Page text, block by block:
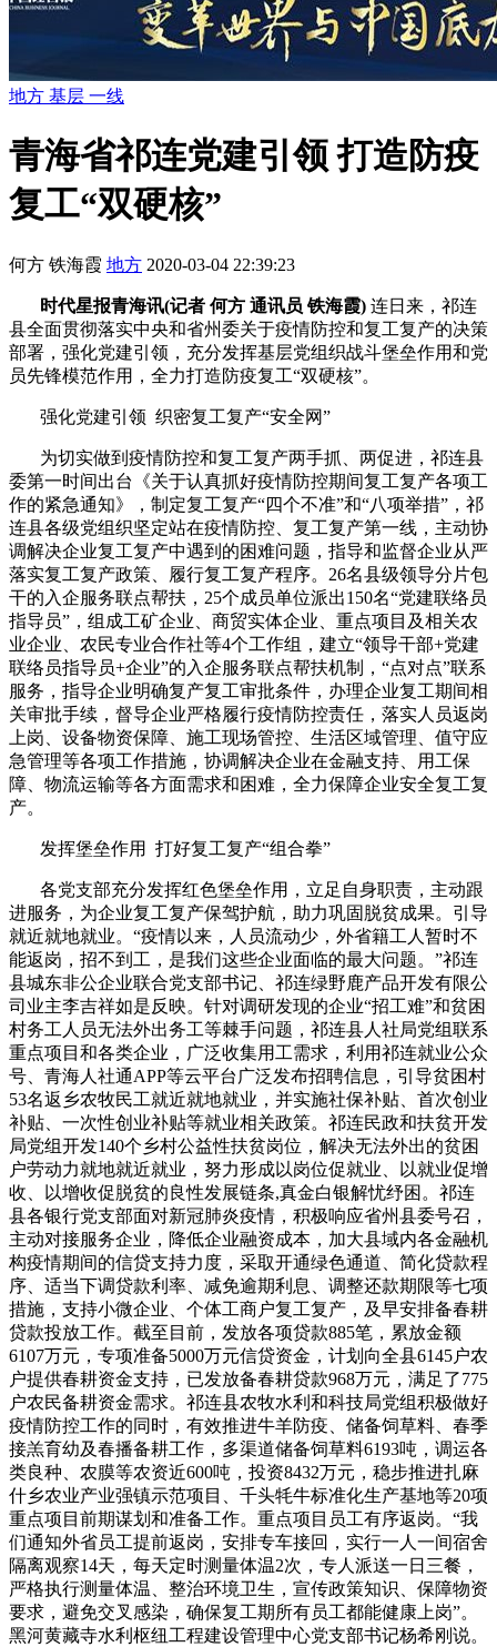
地方 基层 一线
青海省祁连党建引领 打造防疫
复工“双硬核”
何方 铁海霞 地方 2020-03-04 22:39:23
时代星报青海讯(记者 何方 通讯员 铁海霞) 连日来，祁连
县全面贯彻落实中央和省州委关于疫情防控和复工复产的决策
部署，强化党建引领，充分发挥基层党组织战斗堡垒作用和党
员先锋模范作用，全力打造防疫复工“双硬核”。
强化党建引领 织密复工复产“安全网”
为切实做到疫情防控和复工复产两手抓、两促进，祁连县
委第一时间出台《关于认真抓好疫情防控期间复工复产各项工
作的紧急通知》，制定复工复产“四个不准”和“八项举措”，祁
连县各级党组织坚定站在疫情防控、复工复产第一线，主动协
调解决企业复工复产中遇到的困难问题，指导和监督企业从严
落实复工复产政策、履行复工复产程序。26名县级领导分片包
干的入企服务联点帮扶，25个成员单位派出150名“党建联络员
指导员”，组成工矿企业、商贸实体企业、重点项目及相关农
业企业、农民专业合作社等4个工作组，建立“领导干部+党建
联络员指导员+企业”的入企服务联点帮扶机制，“点对点”联系
服务，指导企业明确复产复工审批条件，办理企业复工期间相
关审批手续，督导企业严格履行疫情防控责任，落实人员返岗
上岗、设备物资保障、施工现场管控、生活区域管理、值守应
急管理等各项工作措施，协调解决企业在金融支持、用工保
障、物流运输等各方面需求和困难，全力保障企业安全复工复
产。
发挥堡垒作用 打好复工复产“组合拳”
各党支部充分发挥红色堡垒作用，立足自身职责，主动跟
进服务，为企业复工复产保驾护航，助力巩固脱贫成果。引导
就近就地就业。“疫情以来，人员流动少，外省籍工人暂时不
能返岗，招不到工，是我们这些企业面临的最大问题。”祁连
县城东非公企业联合党支部书记、祁连绿野鹿产品开发有限公
司业主李吉祥如是反映。针对调研发现的企业“招工难”和贫困
村务工人员无法外出务工等棘手问题，祁连县人社局党组联系
重点项目和各类企业，广泛收集用工需求，利用祁连就业公众
号、青海人社通APP等云平台广泛发布招聘信息，引导贫困村
53名返乡农牧民工就近就地就业，并实施社保补贴、首次创业
补贴、一次性创业补贴等就业相关政策。祁连民政和扶贫开发
局党组开发140个乡村公益性扶贫岗位，解决无法外出的贫困
户劳动力就地就近就业，努力形成以岗位促就业、以就业促增
收、以增收促脱贫的良性发展链条,真金白银解忧纾困。祁连
县各银行党支部面对新冠肺炎疫情，积极响应省州县委号召，
主动对接服务企业，降低企业融资成本，加大县域内各金融机
构疫情期间的信贷支持力度，采取开通绿色通道、简化贷款程
序、适当下调贷款利率、减免逾期利息、调整还款期限等七项
措施，支持小微企业、个体工商户复工复产，及早安排备春耕
贷款投放工作。截至目前，发放各项贷款885笔，累放金额
6107万元，专项准备5000万元信贷资金，计划向全县6145户农
户提供春耕资金支持，已发放备春耕贷款968万元，满足了775
户农民备耕资金需求。祁连县农牧水利和科技局党组积极做好
疫情防控工作的同时，有效推进牛羊防疫、储备饲草料、春季
接羔育幼及春播备耕工作，多渠道储备饲草料6193吨，调运各
类良种、农膜等农资近600吨，投资8432万元，稳步推进扎麻
什乡农业产业强镇示范项目、千头牦牛标准化生产基地等20项
重点项目前期谋划和准备工作。重点项目员工有序返岗。“我
们通知外省员工提前返岗，安排专车接回，实行一人一间宿舍
隔离观察14天，每天定时测量体温2次，专人派送一日三餐，
严格执行测量体温、整治环境卫生，宣传政策知识、保障物资
要求，避免交叉感染，确保复工期所有员工都能健康上岗”。
黑河黄藏寺水利枢纽工程建设管理中心党支部书记杨希刚说。